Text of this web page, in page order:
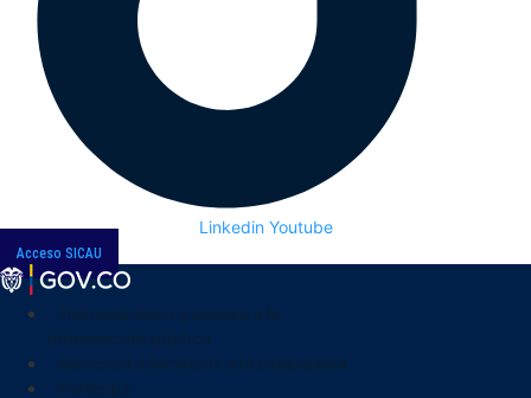
Linkedin Youtube
Acceso SICAU